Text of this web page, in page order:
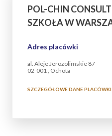
POL-CHIN
SZKOŁA W
Adres placówki
al. Aleje Jerozolimskie 87
02-001 , Ochota
SZCZEGÓŁOWE DANE PLACÓWKI